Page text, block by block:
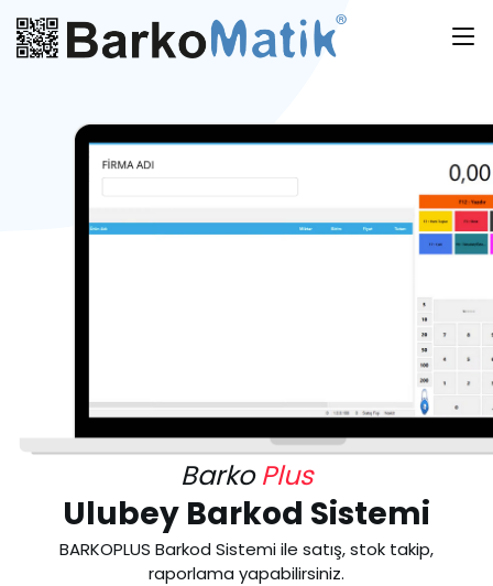
BarkoPlus
Ulubey Barkod Sistemi
BARKOPLUS Barkod Sistemi ile satış, stok takip,
raporlama yapabilirsiniz.